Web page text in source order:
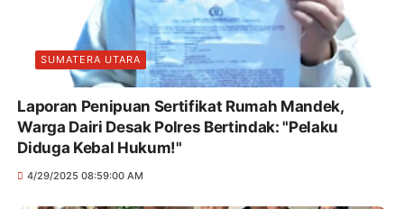
SUMATERA UTARA
Laporan Penipuan Sertifikat Rumah Mandek,
Warga Dairi Desak Polres Bertindak: "Pelaku
Diduga Kebal Hukum!"
4/29/2025 08:59:00 AM